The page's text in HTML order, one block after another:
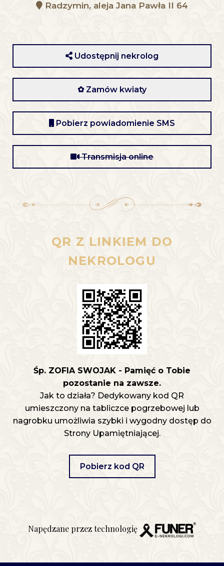
Radzymin, aleja Jana Pawła II 64
Udostępnij nekrolog
✿ Zamów kwiaty
Pobierz powiadomienie SMS
Transmisja online
QR Z LINKIEM DO
NEKROLOGU
Śp. ZOFIA SWOJAK - Pamięć o Tobie
pozostanie na zawsze.
Jak to działa? Dedykowany kod QR
umieszczony na tabliczce pogrzebowej lub
nagrobku umożliwia szybki i wygodny dostęp do
Strony Upamiętniającej.
Pobierz kod QR
Napędzane przez technologię